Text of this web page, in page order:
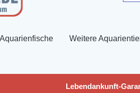
Aquarienfische Weitere
Lebendankunft-